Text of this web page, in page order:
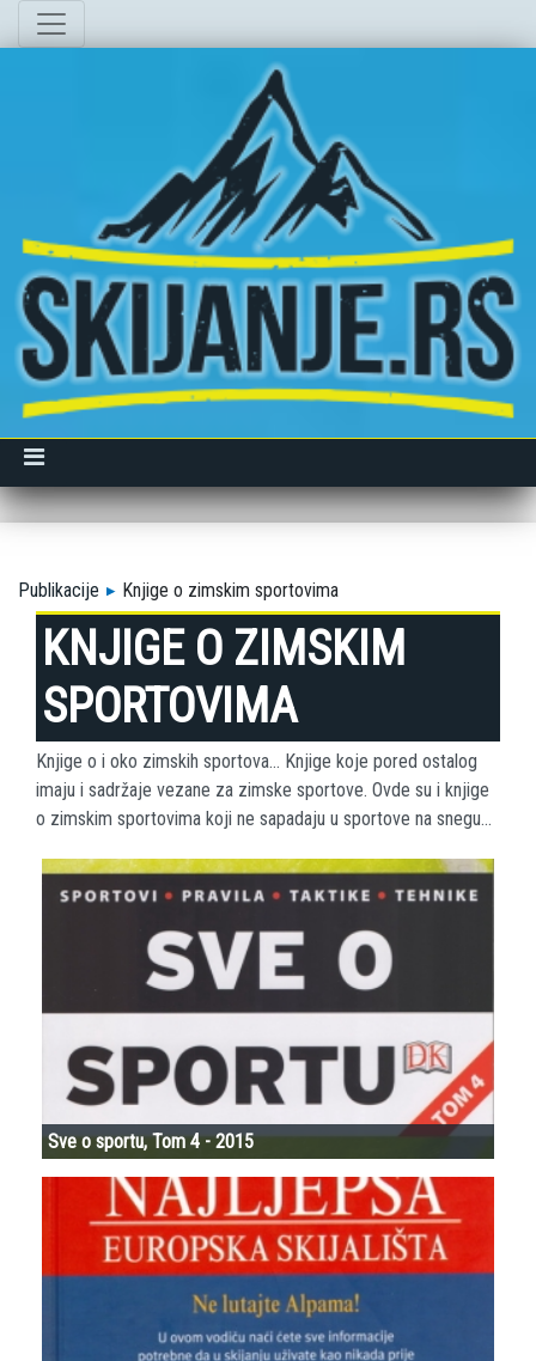
Publikacije Knjige o zimskim sportovima
KNJIGE O ZIMSKIM
SPORTOVIMA
Knjige o i oko zimskih sportova... Knjige koje pored ostalog
imaju i sadržaje vezane za zimske sportove. Ovde su i knjige
o zimskim sportovima koji ne sapadaju u sportove na snegu...
Sve o sportu, Tom 4 - 2015